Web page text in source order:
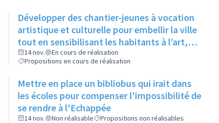
Développer des chantier-jeunes à vocation
artistique et culturelle pour embellir la ville
tout en sensibilisant les habitants à l’art,
pour aider le service culture à participer et à
promouvoir les évènements qu’il organise
14 nov.
En cours de réalisation
Propositions en cours de réalisation
Mettre en place un bibliobus qui irait dans
les écoles pour compenser l'impossibilité de
se rendre à l'Echappée
14 nov. Non réalisable Propositions non réalisables